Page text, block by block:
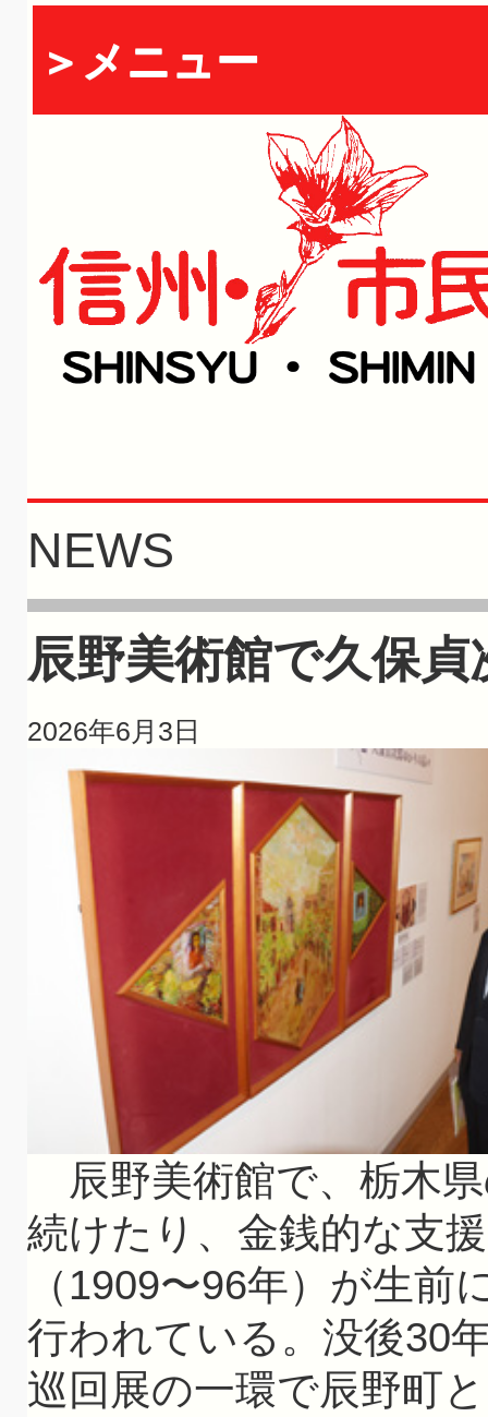
＞メニュー
NEWS
辰野美術館で久保
2026年6月3日
辰野美術館で、栃木
続けたり、金銭的な支
（1909〜96年）が生
行われている。没後30
巡回展の一環で辰野町